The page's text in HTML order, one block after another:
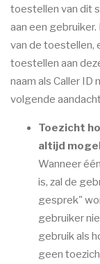
toestellen van dit
aan een
van de toestellen,
toestellen aan
naam als Caller
volgende
Toezicht
altijd
Wanneer
is, zal de
gesprek"
gebruiker
gebruik als
geen